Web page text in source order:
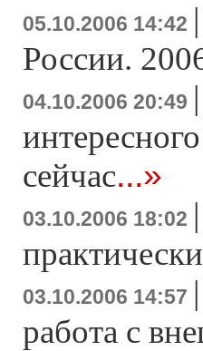
05.10.2006 14:42 |
России.
04.10.2006 20:49 |
сейчас...»
03.10.2006 18:02 |
03.10.2006 14:57 |
работа с